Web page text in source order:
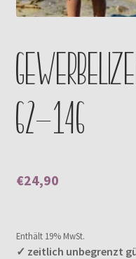
62-146
€24,90
Enthält 19% MwSt.
✓ zeitlich unbegrenzt